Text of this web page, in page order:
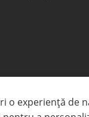
o experiență de